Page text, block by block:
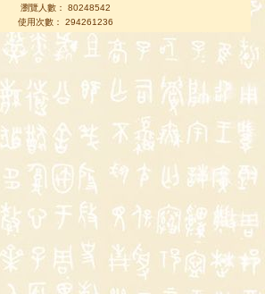
瀏覽人數： 80248542
使用次數： 294261236